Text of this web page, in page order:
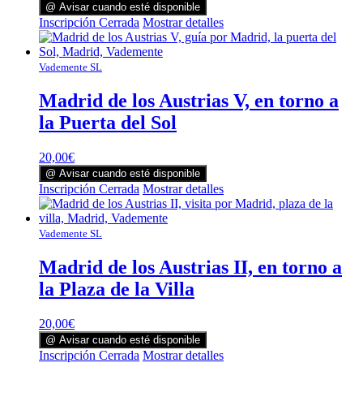
@ Avisar cuando esté disponible
Inscripción Cerrada Mostrar detalles
Vademente SL
Madrid de los Austrias V, en torno a
la Puerta del Sol
20,00€
@ Avisar cuando esté disponible
Inscripción Cerrada Mostrar detalles
Vademente SL
Madrid de los Austrias II, en torno a
la Plaza de la Villa
20,00€
@ Avisar cuando esté disponible
Inscripción Cerrada Mostrar detalles